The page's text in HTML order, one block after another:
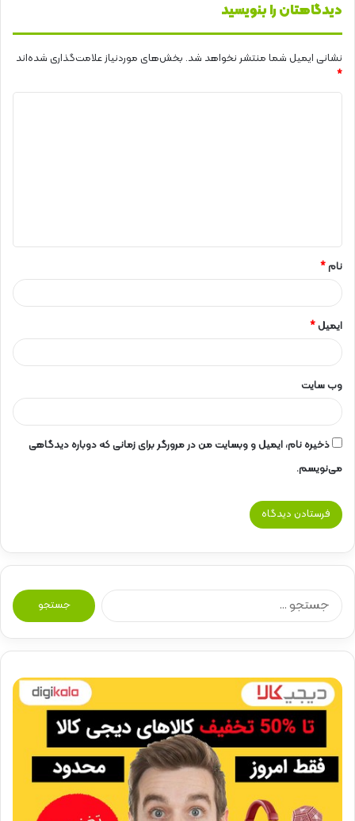
دیدگاهتان را بنویسید
نشانی ایمیل شما منتشر نخواهد شد. بخش‌های موردنیاز علامت‌گذاری شده‌اند
*
*
نام*
ایمیل*
وب‌ سایت
ذخیره نام، ایمیل و وبسایت من در مرورگر برای زمانی که دوباره دیدگاهی
می‌نویسم.
ج
س
ج
ب
ا
ی
: